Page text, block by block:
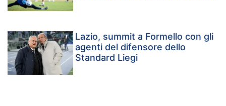
Lazio, summit a Formello con gli
agenti del difensore dello
Standard Liegi